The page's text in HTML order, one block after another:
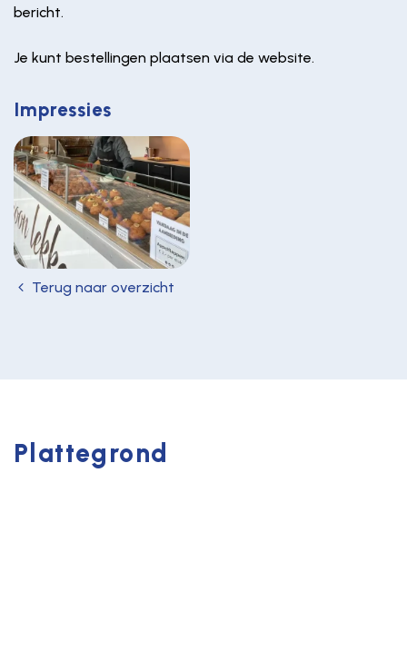
bericht.
Je kunt bestellingen plaatsen via de website.
Impressies
Terug naar overzicht
Plattegrond